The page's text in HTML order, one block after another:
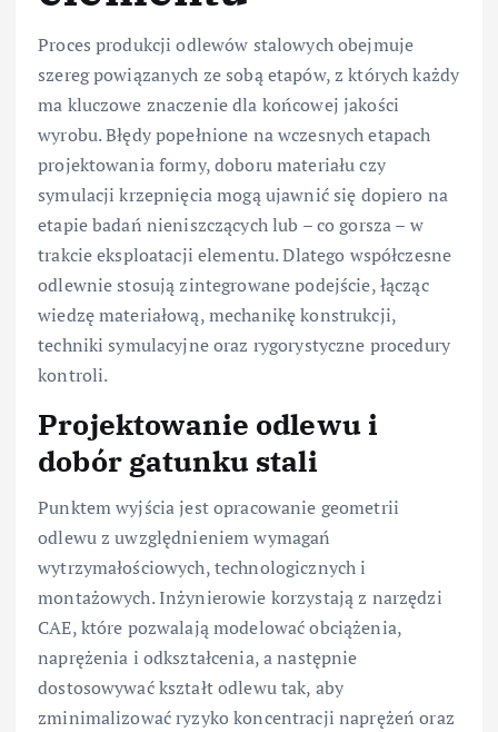
Proces produkcji odlewów stalowych obejmuje
szereg powiązanych ze sobą etapów, z których każdy
ma kluczowe znaczenie dla końcowej jakości
wyrobu. Błędy popełnione na wczesnych etapach
projektowania formy, doboru materiału czy
symulacji krzepnięcia mogą ujawnić się dopiero na
etapie badań nieniszczących lub – co gorsza – w
trakcie eksploatacji elementu. Dlatego współczesne
odlewnie stosują zintegrowane podejście, łącząc
wiedzę materiałową, mechanikę konstrukcji,
techniki symulacyjne oraz rygorystyczne procedury
kontroli.
Projektowanie odlewu i
dobór gatunku stali
Punktem wyjścia jest opracowanie geometrii
odlewu z uwzględnieniem wymagań
wytrzymałościowych, technologicznych i
montażowych. Inżynierowie korzystają z narzędzi
CAE, które pozwalają modelować obciążenia,
naprężenia i odkształcenia, a następnie
dostosowywać kształt odlewu tak, aby
zminimalizować ryzyko koncentracji naprężeń oraz